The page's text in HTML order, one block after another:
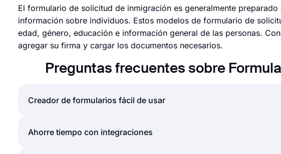
El formulario de solicitud de inmigración es generalmente
información sobre individuos. Estos modelos de formulario de
edad, género, educación e información general de las personas.
agregar su firma y cargar los documentos necesarios.
Preguntas frecuentes sobre
Creador de formularios fácil de usar
Crear formularios y encuestas en línea es mucho más fácil que
Ahorre tiempo con integraciones